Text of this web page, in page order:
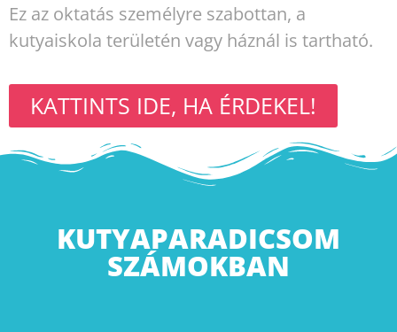
Ez az oktatás személyre szabottan, a
kutyaiskola területén vagy háznál is tartható.
KATTINTS IDE, HA ÉRDEKEL!
KUTYAPARADICSOM
SZÁMOKBAN